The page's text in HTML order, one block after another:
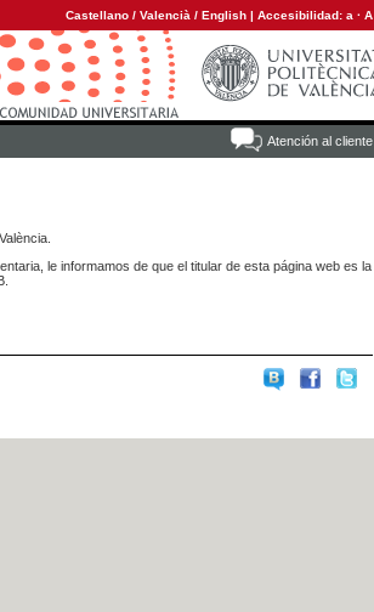
Castellano / Valencià / English | Accesibilidad: a · A
Atención al cliente
le informamos de que el titular de esta página web es la